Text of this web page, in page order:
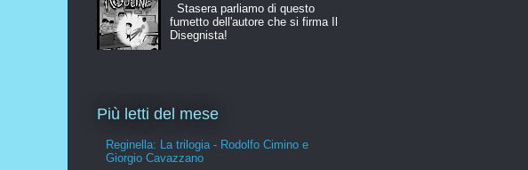
Stasera parliamo di questo
fumetto dell'autore che si firma Il
Disegnista!
Più letti del mese
Reginella: La trilogia - Rodolfo Cimino e
Giorgio Cavazzano